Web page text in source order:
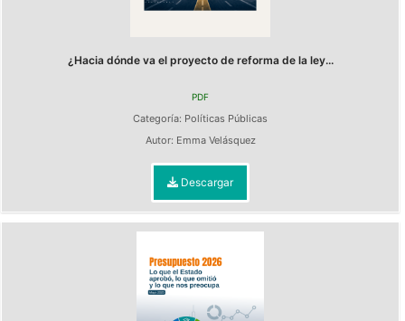
¿Hacia dónde va el proyecto de reforma de la ley...
PDF
Categoría: Políticas Públicas
Autor: Emma Velásquez
Descargar